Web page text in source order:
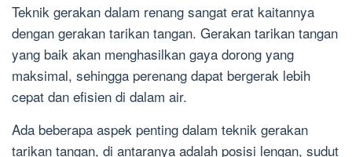
Teknik gerakan dalam renang sangat erat kaitannya
dengan gerakan tarikan tangan. Gerakan tarikan tangan
yang baik akan menghasilkan gaya dorong yang
maksimal, sehingga perenang dapat bergerak lebih
cepat dan efisien di dalam air.
Ada beberapa aspek penting dalam teknik gerakan
tarikan tangan, di antaranya adalah posisi lengan, sudut